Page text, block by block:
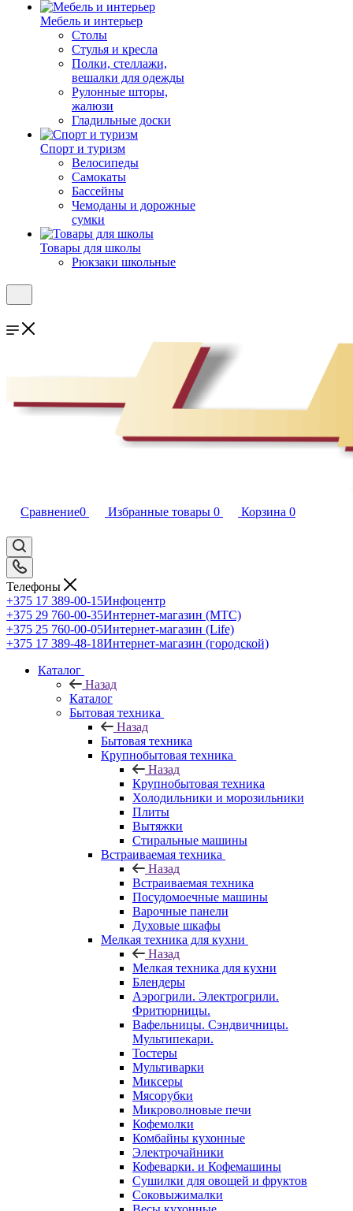
Мебель и интерьер
Столы
Стулья и кресла
Полки, стеллажи,
вешалки для одежды
Рулонные шторы,
жалюзи
Гладильные доски
Спорт и туризм
Велосипеды
Самокаты
Бассейны
Чемоданы и дорожные
сумки
Товары для школы
Рюкзаки школьные
Сравнение0 Избранные товары 0 Корзина 0
Телефоны
+375 17 389-00-15Инфоцентр
+375 29 760-00-35Интернет-магазин (МТС)
+375 25 760-00-05Интернет-магазин (Life)
+375 17 389-48-18Интернет-магазин (городской)
Каталог
Назад
Каталог
Бытовая техника
Назад
Бытовая техника
Крупнобытовая техника
Назад
Крупнобытовая техника
Холодильники и морозильники
Плиты
Вытяжки
Стиральные машины
Встраиваемая техника
Назад
Встраиваемая техника
Посудомоечные машины
Варочные панели
Духовые шкафы
Мелкая техника для кухни
Назад
Мелкая техника для кухни
Блендеры
Аэрогрили. Электрогрили.
Фритюрницы.
Вафельницы. Сэндвичницы.
Мультипекари.
Тостеры
Мультиварки
Миксеры
Мясорубки
Микроволновые печи
Кофемолки
Комбайны кухонные
Электрочайники
Кофеварки. и Кофемашины
Сушилки для овощей и фруктов
Соковыжималки